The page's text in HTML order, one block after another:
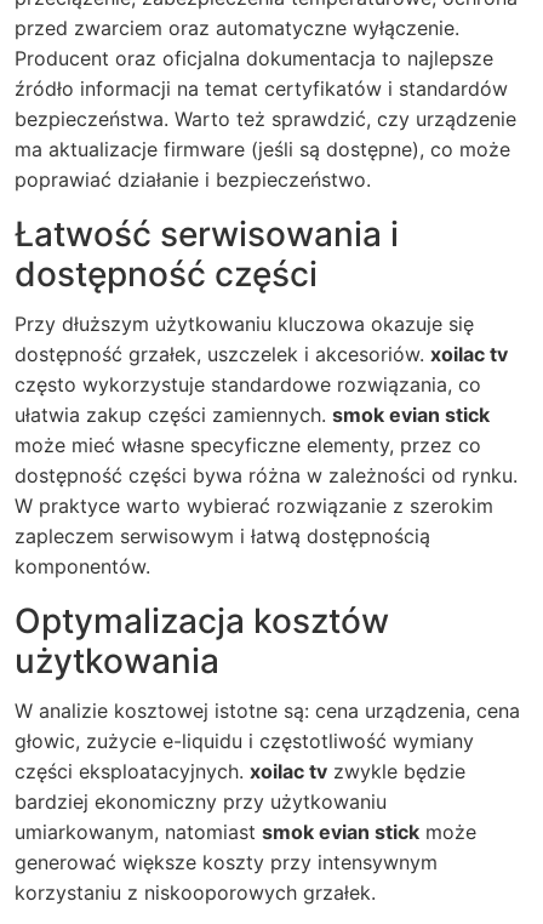
przed zwarciem oraz automatyczne wyłączenie.
Producent oraz oficjalna dokumentacja to najlepsze
źródło informacji na temat certyfikatów i standardów
bezpieczeństwa. Warto też sprawdzić, czy urządzenie
ma aktualizacje firmware (jeśli są dostępne), co może
poprawiać działanie i bezpieczeństwo.
Łatwość serwisowania i
dostępność części
Przy dłuższym użytkowaniu kluczowa okazuje się
dostępność grzałek, uszczelek i akcesoriów. xoilac tv
często wykorzystuje standardowe rozwiązania, co
ułatwia zakup części zamiennych. smok evian stick
może mieć własne specyficzne elementy, przez co
dostępność części bywa różna w zależności od rynku.
W praktyce warto wybierać rozwiązanie z szerokim
zapleczem serwisowym i łatwą dostępnością
komponentów.
Optymalizacja kosztów
użytkowania
W analizie kosztowej istotne są: cena urządzenia, cena
głowic, zużycie e-liquidu i częstotliwość wymiany
części eksploatacyjnych. xoilac tv zwykle będzie
bardziej ekonomiczny przy użytkowaniu
umiarkowanym, natomiast smok evian stick może
generować większe koszty przy intensywnym
korzystaniu z niskooporowych grzałek.